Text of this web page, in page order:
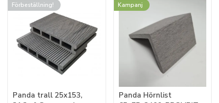
Förbeställning!
Panda trall 25x153,
Kampanj
Panda Hörnlist